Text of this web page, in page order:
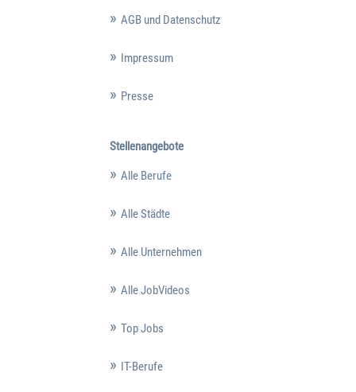
AGB und Datenschutz
Impressum
Presse
Stellenangebote
Alle Berufe
Alle Städte
Alle Unternehmen
Alle JobVideos
Top Jobs
IT-Berufe